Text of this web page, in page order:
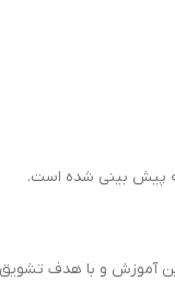
پیش بینی شده است.
آموزش و با هدف